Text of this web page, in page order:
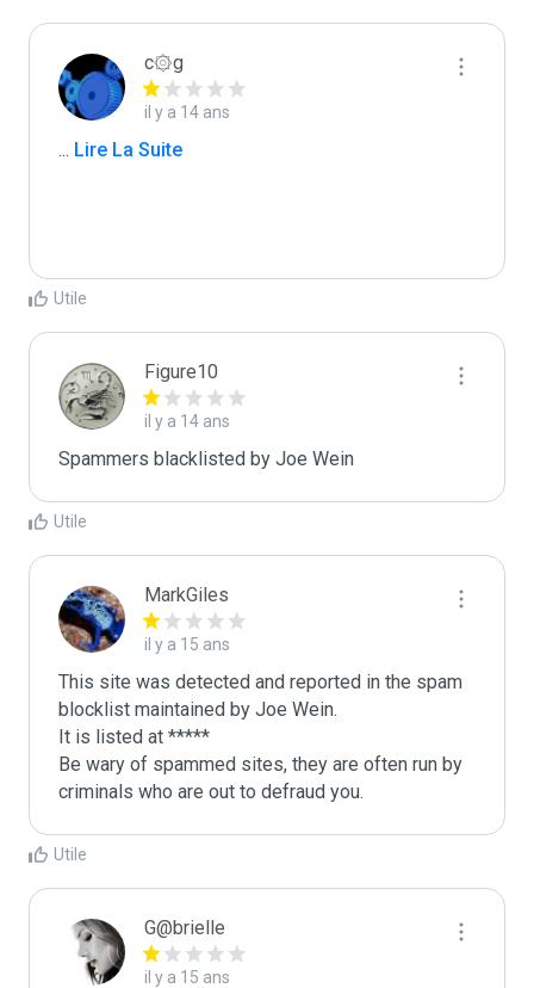
c۞g
il y a 14 ans
... Lire La Suite
Utile
Figure10
il y a 14 ans
Spammers blacklisted by Joe Wein
Utile
MarkGiles
il y a 15 ans
This site was detected and reported in the spam
blocklist maintained by Joe Wein.
It is listed at *****
Be wary of spammed sites, they are often run by
criminals who are out to defraud you.
Utile
G@brielle
il y a 15 ans